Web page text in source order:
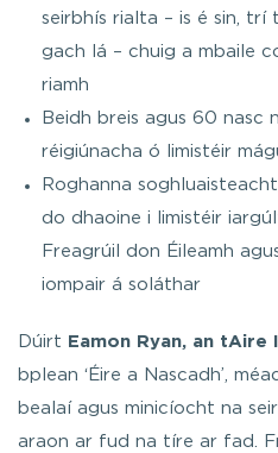
seirbhís rialta – is é sin, trí
gach lá – chuig a mbaile
riamh
Beidh breis agus 60 nasc
réigiúnacha ó limistéir
Roghanna
do dhaoine i limistéir
Freagrúil don Éileamh
iompair á soláthar
Dúirt Eamon Ryan, an tAire
bplean ‘Éire a Nascadh’,
bealaí agus minicíocht na
araon ar fud na tíre ar fad.